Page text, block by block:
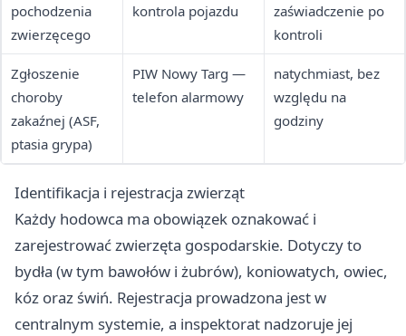
pochodzenia
zwierzęcego
kontrola pojazdu
zaświadczenie po
kontroli
Zgłoszenie
choroby
zakaźnej (ASF,
ptasia grypa)
PIW Nowy Targ —
telefon alarmowy
natychmiast, bez
względu na
godziny
Identifikacja i rejestracja zwierząt
Każdy hodowca ma obowiązek oznakować i
zarejestrować zwierzęta gospodarskie. Dotyczy to
bydła (w tym bawołów i żubrów), koniowatych, owiec,
kóz oraz świń. Rejestracja prowadzona jest w
centralnym systemie, a inspektorat nadzoruje jej